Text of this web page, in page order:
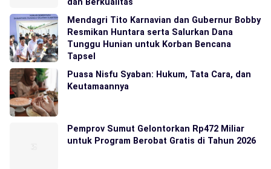
Mendagri Tito Karnavian dan Gubernur Bobby
Resmikan Huntara serta Salurkan Dana
Tunggu Hunian untuk Korban Bencana
Tapsel
Puasa Nisfu Syaban: Hukum, Tata Cara, dan
Keutamaannya
Pemprov Sumut Gelontorkan Rp472 Miliar
untuk Program Berobat Gratis di Tahun 2026